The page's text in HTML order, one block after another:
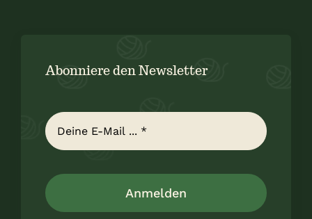
Abonniere den Newsletter
Anmelden